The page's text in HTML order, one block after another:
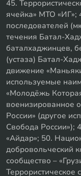
45.
ячейка» МТО «ИГ»;
последователей
течения Батал-
баталхаджинцев,
(устаза) Батал-
движение
используемые
«Молодёжь
военизированное
России» (другое
Свобода России»);
«Айдар»; 50.
добровольческий
сообщество –
Террористическое